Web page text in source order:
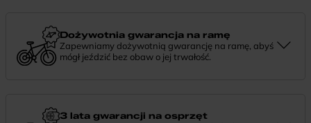
Dożywotnia gwarancja na ramę
Zapewniamy dożywotnią gwarancję na ramę, abyś
mógł jeździć bez obaw o jej trwałość.
chętnie pomożemy.3 lata gwarancji na osprzęt